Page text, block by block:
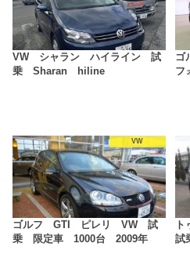
VW シャラン ハイライン 試
乗 Sharan hiline
フ
VW
ゴルフ GTI ピレリ VW 試
乗 限定車 1000台 2009年
試